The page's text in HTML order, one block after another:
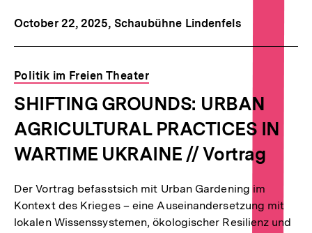
October 22, 2025, Schaubühne Lindenfels
Politik im Freien Theater
SHIFTING GROUNDS: URBAN
AGRICULTURAL PRACTICES IN
WARTIME UKRAINE // Vortrag
Der Vortrag befasstsich mit Urban Gardening im
Kontext des Krieges – eine Auseinandersetzung mit
lokalen Wissenssystemen, ökologischer Resilienz und